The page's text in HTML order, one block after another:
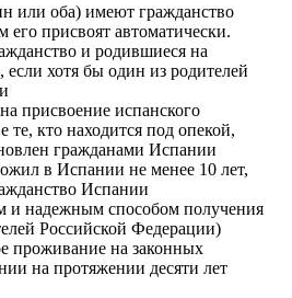
или оба) имеют гражданство
его присвоят автоматически.
и родившиеся на
если хотя бы один из родителей
присвоение испанского
те, кто находится под опекой,
гражданами Испании
в Испании не менее 10 лет,
Испании
надежным способом получения
Российской Федерации)
проживание на законных
на протяжении десяти лет